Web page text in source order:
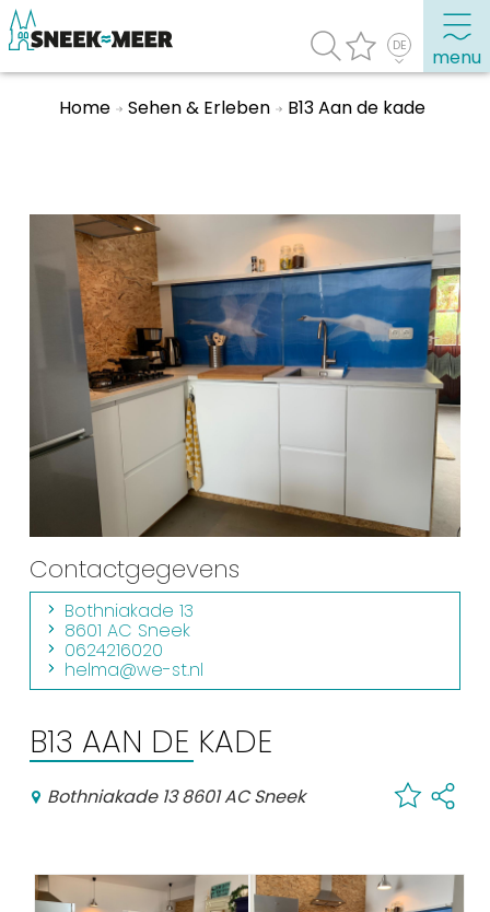
menu
Sneek besuchen
Highlights
Sehenswürdigkeiten
Sehen & Erleben
Essen, Trinken, Ausgehen
Wassersport
Übernachten
Einkaufen
Veranstaltungskalender
Häufig besuchte Seiten:
Stadtplan
VVV Sneek
Drahtloses Internet
Sehenswürdigkeiten
Home Sehen & Erleben B13 Aan de kade
Contactgegevens
Bothniakade 13
8601 AC Sneek
0624216020
helma@we-st.nl
B13 AAN DE KADE
Bothniakade 13 8601 AC Sneek